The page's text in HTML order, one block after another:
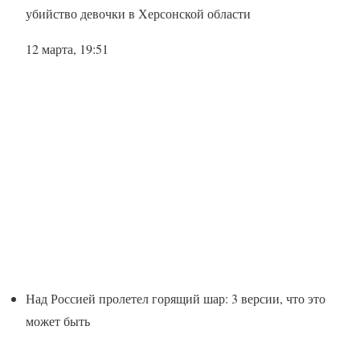
убийство девочки в Херсонской области
12 марта, 19:51
Над Россией пролетел горящий шар: 3 версии, что это
может быть